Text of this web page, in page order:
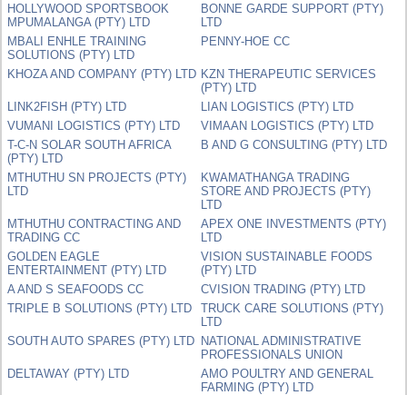
HOLLYWOOD SPORTSBOOK
MPUMALANGA (PTY) LTD
BONNE GARDE SUPPORT (PTY)
LTD
MBALI ENHLE TRAINING
SOLUTIONS (PTY) LTD
PENNY-HOE CC
KHOZA AND COMPANY (PTY) LTD KZN THERAPEUTIC SERVICES
(PTY) LTD
LINK2FISH (PTY) LTD
LIAN LOGISTICS (PTY) LTD
VUMANI LOGISTICS (PTY) LTD
VIMAAN LOGISTICS (PTY) LTD
T-C-N SOLAR SOUTH AFRICA
(PTY) LTD
B AND G CONSULTING (PTY) LTD
MTHUTHU SN PROJECTS (PTY)
LTD
KWAMATHANGA TRADING
STORE AND PROJECTS (PTY)
LTD
MTHUTHU CONTRACTING AND
TRADING CC
APEX ONE INVESTMENTS (PTY)
LTD
GOLDEN EAGLE
ENTERTAINMENT (PTY) LTD
VISION SUSTAINABLE FOODS
(PTY) LTD
A AND S SEAFOODS CC
CVISION TRADING (PTY) LTD
TRIPLE B SOLUTIONS (PTY) LTD
TRUCK CARE SOLUTIONS (PTY)
LTD
SOUTH AUTO SPARES (PTY) LTD NATIONAL ADMINISTRATIVE
PROFESSIONALS UNION
DELTAWAY (PTY) LTD
AMO POULTRY AND GENERAL
FARMING (PTY) LTD